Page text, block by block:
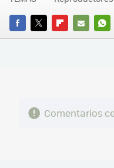
FACEBOOK
TWITTERFLIPBOARD
E-
Comentarios